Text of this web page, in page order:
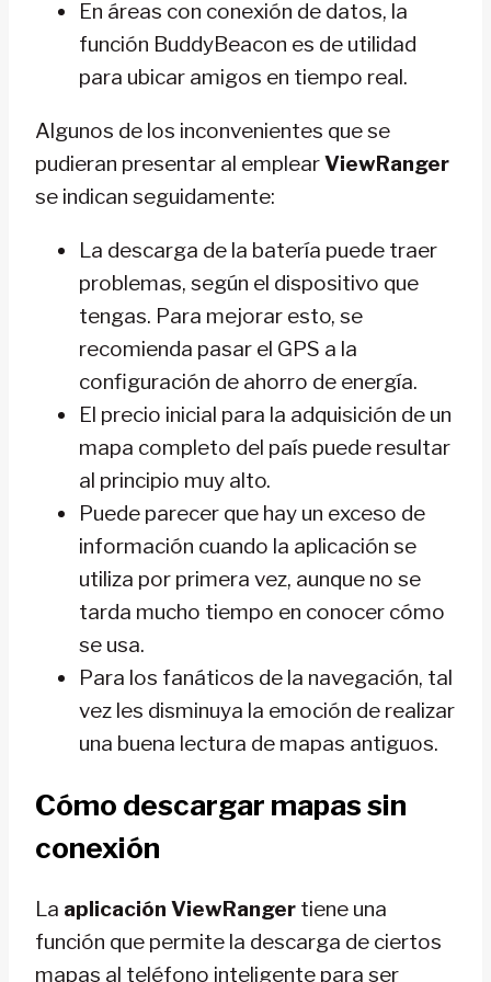
En áreas con conexión de datos, la
función BuddyBeacon es de utilidad
para ubicar amigos en tiempo real.
Algunos de los inconvenientes que se
pudieran presentar al emplearViewRanger
se indican seguidamente:
La descarga de la batería puede traer
problemas, según el dispositivo que
tengas. Para mejorar esto, se
recomienda pasar el GPS a la
configuración de ahorro de energía.
El precio inicial para la adquisición de un
mapa completo del país puede resultar
al principio muy alto.
Puede parecer que hay un exceso de
información cuando la aplicación se
utiliza por primera vez, aunque no se
tarda mucho tiempo en conocer cómo
se usa.
Para los fanáticos de la navegación, tal
vez les disminuya la emoción de realizar
una buena lectura de mapas antiguos.
Cómo descargar mapas sin
conexión
La aplicación ViewRanger tiene una
función que permite la descarga de ciertos
mapas al teléfono inteligente para ser